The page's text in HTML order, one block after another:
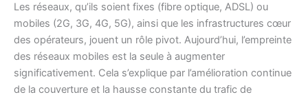
Les réseaux, qu’ils soient fixes (fibre optique, ADSL) ou
mobiles (2G, 3G, 4G, 5G), ainsi que les infrastructures cœur
des opérateurs, jouent un rôle pivot. Aujourd’hui, l’empreinte
des réseaux mobiles est la seule à augmenter
significativement. Cela s’explique par l’amélioration continue
de la couverture et la hausse constante du trafic de